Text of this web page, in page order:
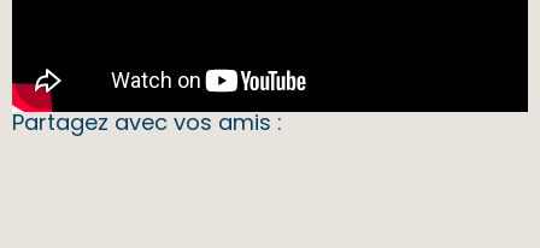
Partagez avec vos amis :